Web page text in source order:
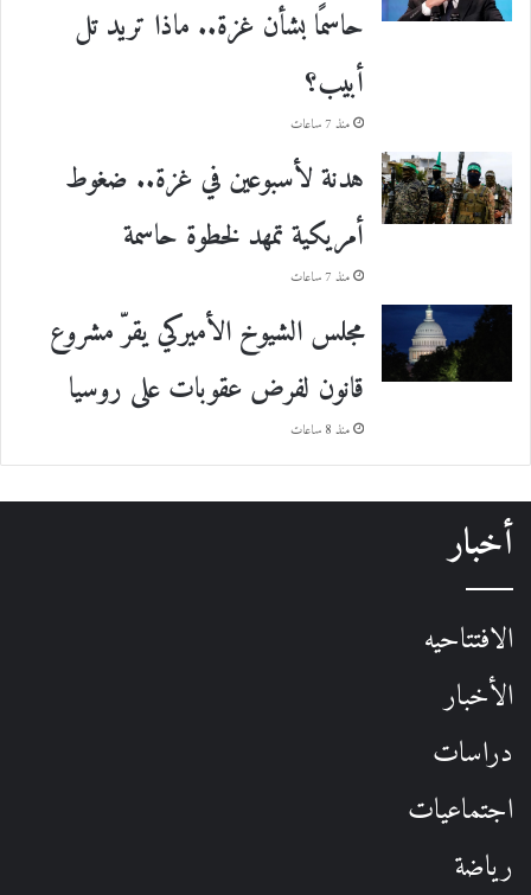
حاسمًا بشأن غزة.. ماذا تريد تل
أبيب؟
منذ 7 ساعات
هدنة لأسبوعين في غزة.. ضغوط
أمريكية تمهد لخطوة حاسمة
منذ 7 ساعات
مجلس الشيوخ الأميركي يقرّ مشروع
قانون لفرض عقوبات على روسيا
منذ 8 ساعات
أخبار
الافتتاحيه
الأخبار
دراسات
اجتماعيات
رياضة